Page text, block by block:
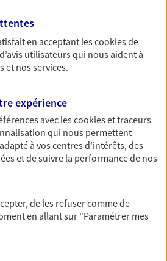
vos collaborateurs... mais aussi
vos projets de
départ à la retraite…
vie qui nécessitent des solutions
Recevez un conseil d'expert
s'offrent à vous pour faire
en acceptant lescookiesde
utilisateurs qui nous aident à
et nos services.
expérience
avec lescookies et traceurs
qui nous permettent
à vos centres d'intérêts, des
et de suivre la performance de nos
de les refuser comme de
en allant sur "Paramétrer mes